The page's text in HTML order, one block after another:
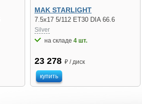
MAK STARLIGHT
7.5x17 5/112 ET30 DIA 66.6
Silver
на складе 4 шт.
23 278 ₽ / диск
купить